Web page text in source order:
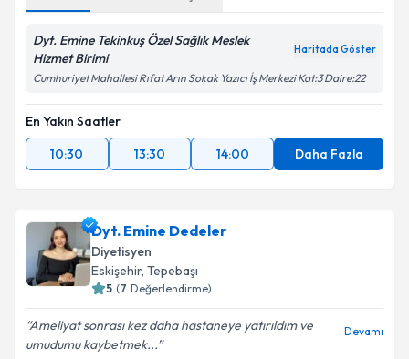
Dyt. Emine Tekinkuş Özel Sağlık Meslek
Hizmet Birimi
Haritada Göster
Cumhuriyet Mahallesi Rıfat Arın Sokak Yazıcı İş Merkezi Kat:3 Daire:22
En Yakın Saatler
10:30
13:30 14:00 Daha Fazla
Dyt. Emine Dedeler
Diyetisyen
Eskişehir, Tepebaşı
5 (7 Değerlendirme)
Ameliyat sonrası kez daha hastaneye yatırıldım ve
umudumu kaybetmek...
Devamı